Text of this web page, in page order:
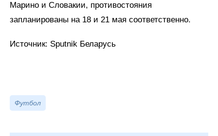
Марино и Словакии, противостояния
запланированы на 18 и 21 мая соответственно.
Источник: Sputnik Беларусь
Футбол